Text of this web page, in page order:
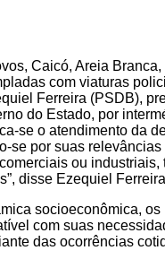
Caicó, Areia
com viaturas
Ferreira (PSDB),
do Estado, por
se o atendimento da
se por suas
ou industriais,
disse Ezequiel
socioeconômica,
com suas
das ocorrências